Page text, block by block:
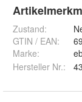
Zustand:
GTIN / EAN:
Marke:
Hersteller Nr.: